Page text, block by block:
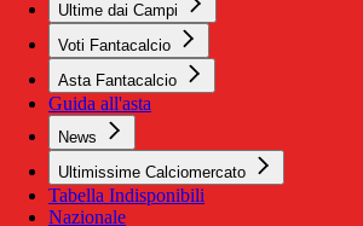
Ultime dai Campi
Voti Fantacalcio
Asta Fantacalcio
Guida all'asta
News
Ultimissime Calciomercato
Tabella Indisponibili
Nazionale